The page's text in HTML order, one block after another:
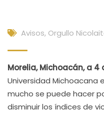
Avisos, Orgullo
Morelia, Michoacán, a 4
Universidad Michoacana
mucho se puede hacer
disminuir los índices de